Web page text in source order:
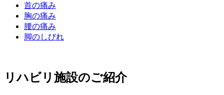
首の痛み
胸の痛み
腰の痛み
脚のしびれ
リハビリ施設のご紹介